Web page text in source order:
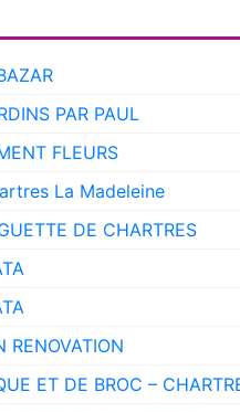
PAR PAUL
FLEURS
La Madeleine
DE CHARTRES
RENOVATION
ET DE BROC –